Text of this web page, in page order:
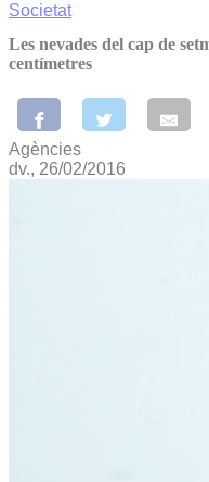
Societat
Les nevades del cap de
centímetres
Agències
dv., 26/02/2016